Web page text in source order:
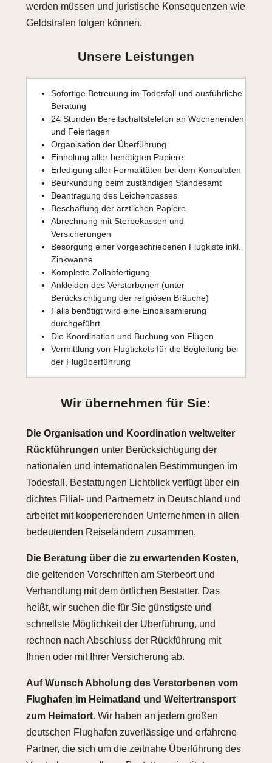
werden müssen und juristische Konsequenzen wie
Geldstrafen folgen können.
Unsere Leistungen
Sofortige Betreuung im Todesfall und ausführliche
Beratung
24 Stunden Bereitschaftstelefon an Wochenenden
und Feiertagen
Organisation der Überführung
Einholung aller benötigten Papiere
Erledigung aller Formalitäten bei dem Konsulaten
Beurkundung beim zuständigen Standesamt
Beantragung des Leichenpasses
Beschaffung der ärztlichen Papiere
Abrechnung mit Sterbekassen und
Versicherungen
Besorgung einer vorgeschriebenen Flugkiste inkl.
Zinkwanne
Komplette Zollabfertigung
Ankleiden des Verstorbenen (unter
Berücksichtigung der religiösen Bräuche)
Falls benötigt wird eine Einbalsamierung
durchgeführt
Die Koordination und Buchung von Flügen
Vermittlung von Flugtickets für die Begleitung bei
der Flugüberführung
Wir übernehmen für Sie:
Die Organisation und Koordination weltweiter
Rückführungen unter Berücksichtigung der
nationalen und internationalen Bestimmungen im
Todesfall. Bestattungen Lichtblick verfügt über ein
dichtes Filial- und Partnernetz in Deutschland und
arbeitet mit kooperierenden Unternehmen in allen
bedeutenden Reiseländern zusammen.
Die Beratung über die zu erwartenden Kosten,
die geltenden Vorschriften am Sterbeort und
Verhandlung mit dem örtlichen Bestatter. Das
heißt, wir suchen die für Sie günstigste und
schnellste Möglichkeit der Überführung, und
rechnen nach Abschluss der Rückführung mit
Ihnen oder mit Ihrer Versicherung ab.
Auf Wunsch Abholung des Verstorbenen vom
Flughafen im Heimatland und Weitertransport
zum Heimatort. Wir haben an jedem großen
deutschen Flughafen zuverlässige und erfahrene
Partner, die sich um die zeitnahe Überführung des